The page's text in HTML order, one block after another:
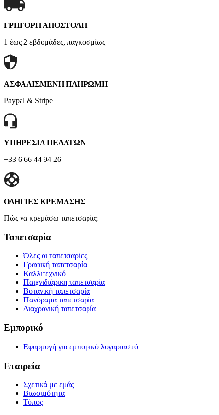
ΓΡΗΓΟΡΗ ΑΠΟΣΤΟΛΗ
1 έως 2 εβδομάδες, παγκοσμίως
ΑΣΦΑΛΙΣΜΕΝΗ ΠΛΗΡΩΜΗ
Paypal & Stripe
ΥΠΗΡΕΣΙΑ ΠΕΛΑΤΩΝ
+33 6 66 44 94 26
ΟΔΗΓΙΕΣ ΚΡΕΜΑΣΗΣ
Πώς να κρεμάσω ταπετσαρία;
Ταπετσαρία
Όλες οι ταπετσαρίες
Γραφική ταπετσαρία
Καλλιτεχνικό
Παιχνιδιάρικη ταπετσαρία
Βοτανική ταπετσαρία
Πανόραμα ταπετσαρία
Διαχρονική ταπετσαρία
Εμπορικό
Εφαρμογή για εμπορικό λογαριασμό
Εταιρεία
Σχετικά με εμάς
Βιωσιμότητα
Τύπος